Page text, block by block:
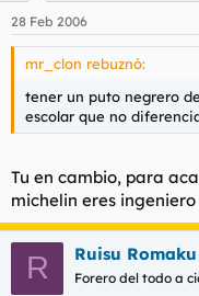
28 Feb 2006
mr_clon rebuznó:
tener un puto negrero
escolar que no
Tu en cambio, para
michelin eres
R Ruisu Romaku
Forero del todo a